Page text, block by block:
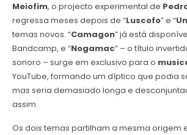
Meiofim, o projecto experimental de
regressa meses depois de “Luscofo” e “
temas novos. “Camagon” já está
Bandcamp, e “Nogamac” – o título
sonoro – surge em exclusivo para o
YouTube, formando um díptico que podia
mas seria demasiado longa e
assim.
Os dois temas partilham a mesma origem